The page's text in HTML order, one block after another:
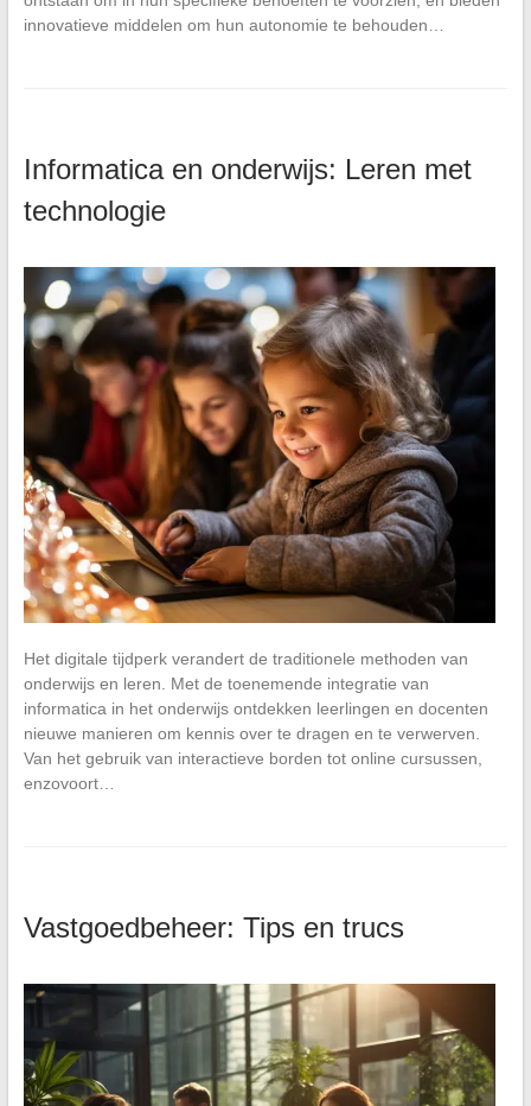
innovatieve middelen om hun autonomie te behouden…
Informatica en onderwijs: Leren met
technologie
Het digitale tijdperk verandert de traditionele methoden van
onderwijs en leren. Met de toenemende integratie van
informatica in het onderwijs ontdekken leerlingen en docenten
nieuwe manieren om kennis over te dragen en te verwerven.
Van het gebruik van interactieve borden tot online cursussen,
enzovoort…
Vastgoedbeheer: Tips en trucs